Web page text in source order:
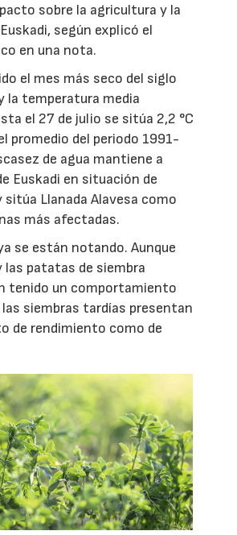
sobre la agricultura y la
según explicó el
en una nota.
el mes más seco del siglo
la temperatura media
el 27 de julio se sitúa 2,2 °C
promedio del periodo 1991-
de agua mantiene a
Euskadi en situación de
sitúa Llanada Alavesa como
más afectadas.
se están notando. Aunque
las patatas de siembra
tenido un comportamiento
siembras tardías presentan
de rendimiento como de